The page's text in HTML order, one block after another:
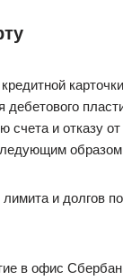
дебетового
счета и отказу
лимита и долгов
в офис